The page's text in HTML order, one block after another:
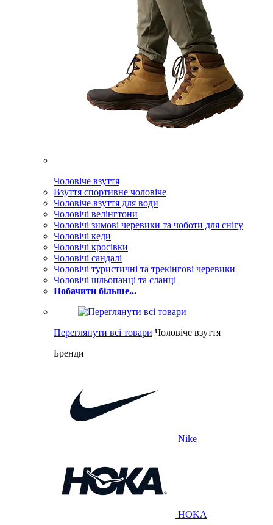
Чоловіче взуття
Взуття спортивне чоловіче
Чоловіче взуття для води
Чоловічі велінгтони
Чоловічі зимові черевики та чоботи для снігу
Чоловічі кеди
Чоловічі кросівки
Чоловічі сандалі
Чоловічі туристичні та трекінгові черевики
Чоловічі шльопанці та сланці
Побачити більше...
Переглянути всі товари Чоловіче взуття
Бренди
Nike
HOKA